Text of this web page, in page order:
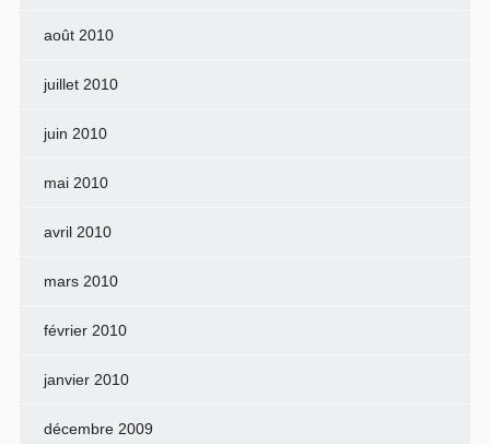
août 2010
juillet 2010
juin 2010
mai 2010
avril 2010
mars 2010
février 2010
janvier 2010
décembre 2009